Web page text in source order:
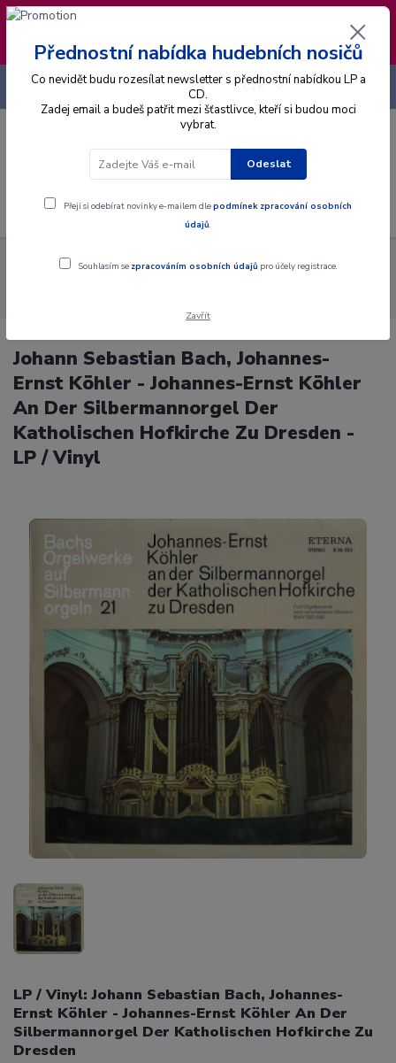
❣️ Od 4.8. do 13.8. čerpám dovolenou. Datum
expedice objednávek se posouvá na pátek
14.8.2026 🐋
Menu
CZK
+420 725 736 293
Alba Gramodesky
Johann Sebastian Bach, Johannes-Ernst
Johann Sebastian Bach, Johannes-
Ernst Köhler - Johannes-Ernst Köhler
An Der Silbermannorgel Der
Katholischen Hofkirche Zu Dresden -
LP / Vinyl
LP / Vinyl: Johann Sebastian Bach, Johannes-
Ernst Köhler - Johannes-Ernst Köhler An Der
Silbermannorgel Der Katholischen Hofkirche Zu
Dresden
Přednostní nabídka hudebních nosičů
Co nevidět budu rozesílat newsletter s přednostní nabídkou LP a
CD.
Zadej email a budeš patřit mezi šťastlivce, kteří si budou moci
vybrat.
Odeslat
Přeji si odebírat novinky e-mailem dlepodmínek zpracování osobních
údajů.
Souhlasím se zpracováním osobních údajů pro účely registrace.
Zavřít